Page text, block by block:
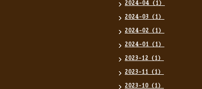
2024-04（1）
2024-03（1）
2024-02（1）
2024-01（1）
2023-12（1）
2023-11（1）
2023-10（1）